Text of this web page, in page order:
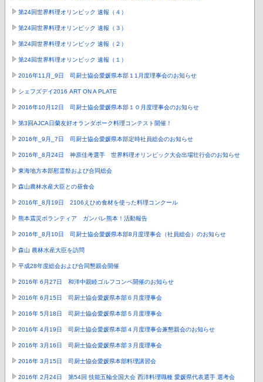
第24回世界料理オリンピック 速報（４）
第24回世界料理オリンピック 速報（３）
第24回世界料理オリンピック 速報（２）
第24回世界料理オリンピック 速報（１）
2016年11月_9日 司厨士協会愛媛県本部１1月度理事会のお知らせ
シェフズデイ2016 ART ON A PLATE
2016年10月12日 司厨士協会愛媛県本部１０月度理事会のお知らせ
第3回AJCA日蘭友好オランダポーク料理コンテスト開催！
2016年_9月_7日 司厨士協会愛媛県本部定時社員総会のお知らせ
2016年_8月24日 神原佳考選手 世界料理オリンピック大会出場壮行会のお知らせ
東海地方本部慰霊祭および合同総会
森山農林水産大臣との昼食会
2016年_8月19日 2106えひめ食材を使った料理コンクール
熊本震災ボランティア ガンバレ熊本！活動報告
2016年_8月10日 司厨士協会愛媛県本部8月度理事会（社員総会）のお知らせ
森山 農林水産大臣を訪問
平成28年度総会および合同懇親会開催
2016年 6月27日 和洋中親睦ゴルフコンペ開催のお知らせ
2016年 6月15日 司厨士協会愛媛県本部６月度理事会
2016年 5月18日 司厨士協会愛媛県本部５月度理事会
2016年 4月19日 司厨士協会愛媛県本部４月度理事会兼懇親会のお知らせ
2016年 3月16日 司厨士協会愛媛県本部３月度理事会
2016年 3月15日 司厨士協会愛媛県本部料理講習会
2016年 2月24日 第54回 技能五輪全国大会 西洋料理職種 愛媛県代表選手 選考会